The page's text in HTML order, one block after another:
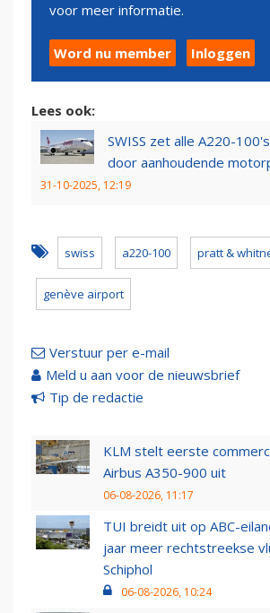
voor meer informatie.
Word nu member Inloggen
Lees ook:
SWISS zet alle A220-
door aanhoudende
31-10-2025, 12:19
swiss a220-100 pratt &
genève airport
Verstuur per e-mail
Meld u aan voor de nieuwsbrief
Tip de redactie
KLM stelt eerste
Airbus A350-900 uit
06-08-2026, 11:17
TUI breidt uit op ABC-
jaar meer rechtstreekse
Schiphol
06-08-2026, 10:24